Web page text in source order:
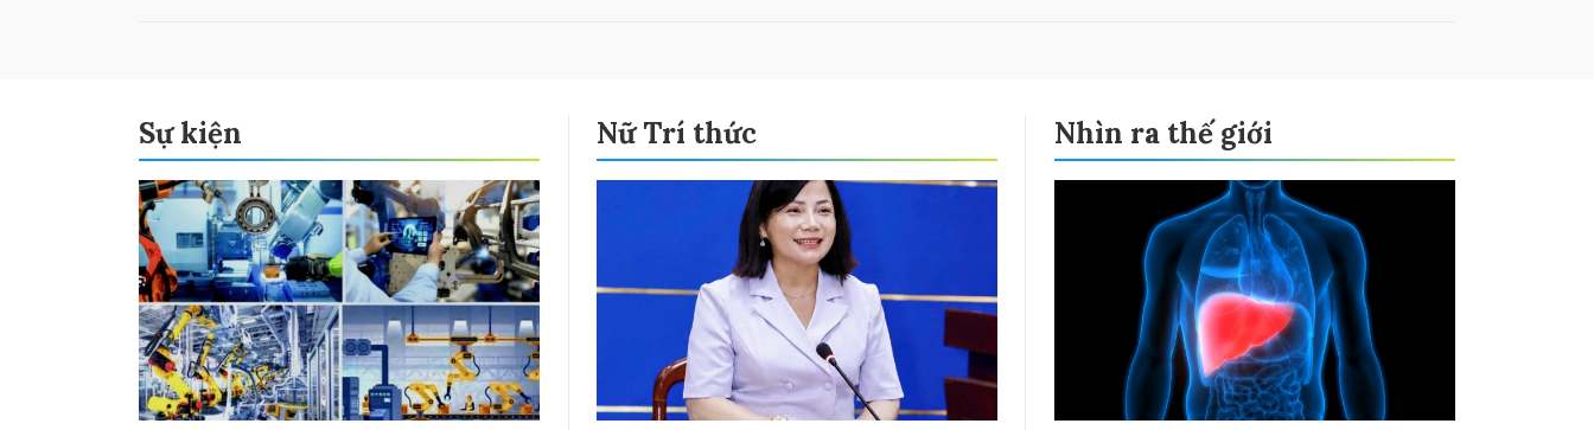
Sự kiện Nữ Trí thức Nhìn ra thế giới